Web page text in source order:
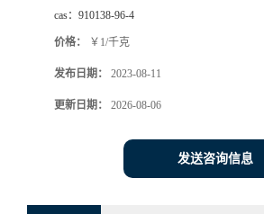
cas： 910138-96-4
价格： ￥1/千克
发布日期： 2023-08-11
更新日期： 2026-08-06
发送咨询信息